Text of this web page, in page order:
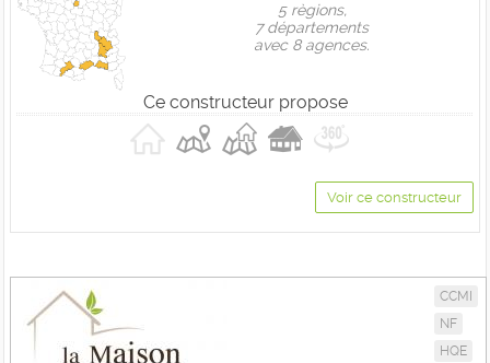
5 règions,
7 départements
avec 8 agences.
Ce constructeur propose
Voir ce constructeur
CCMI
NF
HQE